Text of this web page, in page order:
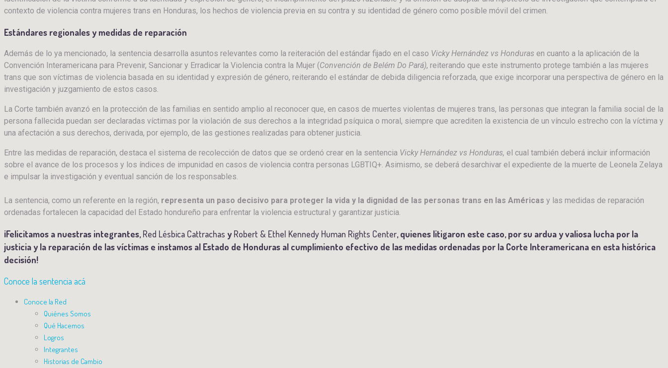
contexto de violencia contra mujeres trans en Honduras, los hechos de violencia previa en su contra y su identidad de género como posible móvil del crimen.
Estándares regionales y medidas de reparación
Además de lo ya mencionado, la sentencia desarrolla asuntos relevantes como la reiteración del estándar fijado en el caso Vicky Hernández vs Honduras en cuanto a la aplicación de la
Convención Interamericana para Prevenir, Sancionar y Erradicar la Violencia contra la Mujer (Convención de Belém Do Pará), reiterando que este instrumento protege también a las mujeres
trans que son víctimas de violencia basada en su identidad y expresión de género, reiterando el estándar de debida diligencia reforzada, que exige incorporar una perspectiva de género en la
investigación y juzgamiento de estos casos.
La Corte también avanzó en la protección de las familias en sentido amplio al reconocer que, en casos de muertes violentas de mujeres trans, las personas que integran la familia social de la
persona fallecida puedan ser declaradas víctimas por la violación de sus derechos a la integridad psíquica o moral, siempre que acrediten la existencia de un vínculo estrecho con la víctima y
una afectación a sus derechos, derivada, por ejemplo, de las gestiones realizadas para obtener justicia.
Entre las medidas de reparación, destaca el sistema de recolección de datos que se ordenó crear en la sentencia Vicky Hernández vs Honduras, el cual también deberá incluir información
sobre el avance de los procesos y los índices de impunidad en casos de violencia contra personas LGBTIQ+. Asimismo, se deberá desarchivar el expediente de la muerte de Leonela Zelaya
e impulsar la investigación y eventual sanción de los responsables.
La sentencia, como un referente en la región, representa un paso decisivo para proteger la vida y la dignidad de las personas trans en las Américas y las medidas de reparación
ordenadas fortalecen la capacidad del Estado hondureño para enfrentar la violencia estructural y garantizar justicia.
¡Felicitamos a nuestras integrantes,Red Lésbica Cattrachas y Robert & Ethel Kennedy Human Rights Center, quienes litigaron este caso, por su ardua y valiosa lucha por la
justicia y la reparación de las víctimas e instamos al Estado de Honduras al cumplimiento efectivo de las medidas ordenadas por la Corte Interamericana en esta histórica
decisión!
Conoce la sentencia acá
Conoce la Red
Quiénes Somos
Qué Hacemos
Logros
Integrantes
Historias de Cambio